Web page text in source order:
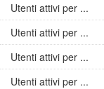
Utenti attivi per ...
Utenti attivi per ...
Utenti attivi per ...
Utenti attivi per ...